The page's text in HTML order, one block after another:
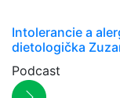
Intolerancie a
dietologička
Podcast